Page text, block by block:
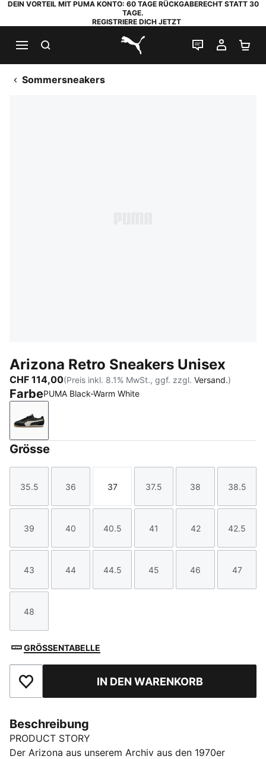
DEIN VORTEIL MIT PUMA KONTO: 60 TAGE RÜCKGABERECHT STATT 30
TAGE.
REGISTRIERE DICH JETZT
PUMA.com
LIVE-CHAT
MEIN
Sommersneakers
Arizona Retro Sneakers Unisex
CHF 114,00(Preis inkl. 8.1% MwSt., ggf. zzgl. Versand.)
FarbePUMA Black-Warm White
PUMA Black-Warm White
Grösse
Größe
35.5
Größe
36
Größe
37
Größe
37.5
Größe
38
Größe
38.5
Größe
39
Größe
40
Größe
40.5
Größe
41
Größe
42
Größe
42.5
Größe
43
Größe
44
Größe
44.5
Größe
45
Größe
46
Größe
47
Größe
48
GRÖSSENTABELLE
Zu Favoriten hinzufügenIN DEN WARENKORB
Beschreibung
PRODUCT STORY
Der Arizona aus unserem Archiv aus den 1970er